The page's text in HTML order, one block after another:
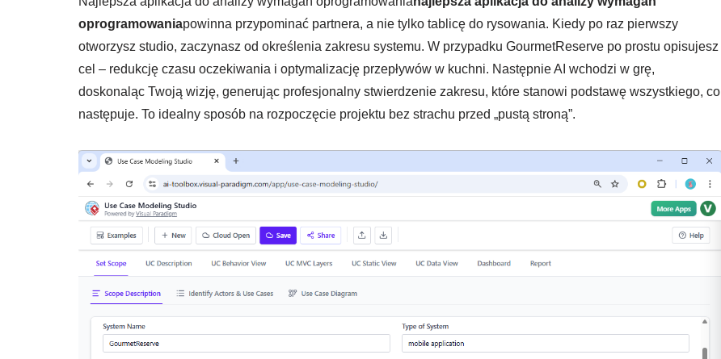
oprogramowaniapowinna przypominać partnera, a nie tylko tablicę do rysowania. Kiedy po raz pierwszy
otworzysz studio, zaczynasz od określenia zakresu systemu. W przypadku GourmetReserve po prostu opisujesz
cel – redukcję czasu oczekiwania i optymalizację przepływów w kuchni. Następnie AI wchodzi w grę,
doskonaląc Twoją wizję, generując profesjonalny stwierdzenie zakresu, które stanowi podstawę wszystkiego, co
następuje. To idealny sposób na rozpoczęcie projektu bez strachu przed „pustą stroną”.